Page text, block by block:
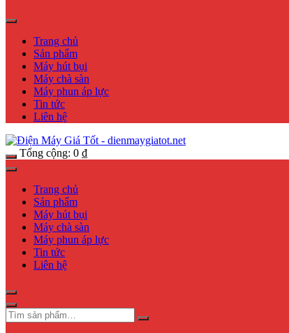
Trang chủ
Sản phẩm
Máy hút bụi
Máy chà sàn
Máy phun áp lực
Tin tức
Liên hệ
Tổng cộng: 0 ₫
Trang chủ
Sản phẩm
Máy hút bụi
Máy chà sàn
Máy phun áp lực
Tin tức
Liên hệ